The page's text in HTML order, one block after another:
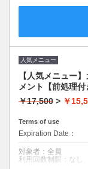
【価格】
■ダメージレスなオ
■内部外部修復トリ
〖対応可能カラー（
・ファッションカラ
・グレイカラー
人気メニュー
【人気メニュー
メント【前処理付
￥17,500 > ￥
Terms of use
Expiration Date：
対象者：全員
利用回数制限：なし